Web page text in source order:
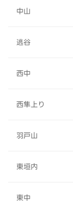
中山
逃谷
西中
西隼上り
羽戸山
東垣内
東中